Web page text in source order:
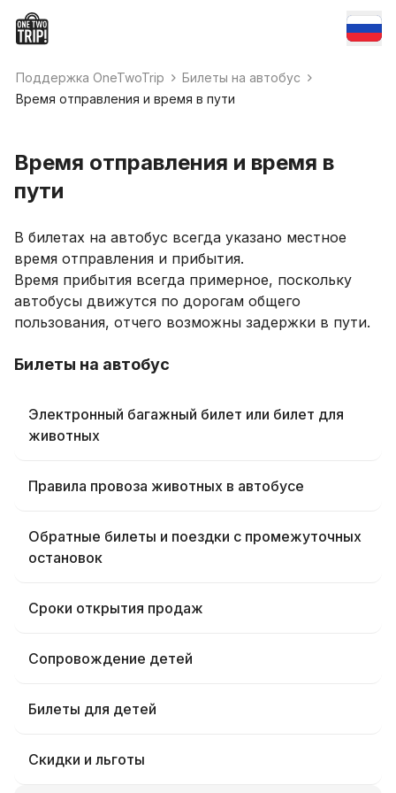
Поддержка OneTwoTrip
Билеты на автобус
Время отправления и время в пути
Время отправления и время в
пути
В билетах на автобус всегда указано местное
время отправления и прибытия.
Время прибытия всегда примерное, поскольку
автобусы движутся по дорогам общего
пользования, отчего возможны задержки в пути.
Билеты на автобус
Электронный багажный билет или билет для
животных
Правила провоза животных в автобусе
Обратные билеты и поездки с промежуточных
остановок
Сроки открытия продаж
Сопровождение детей
Билеты для детей
Скидки и льготы